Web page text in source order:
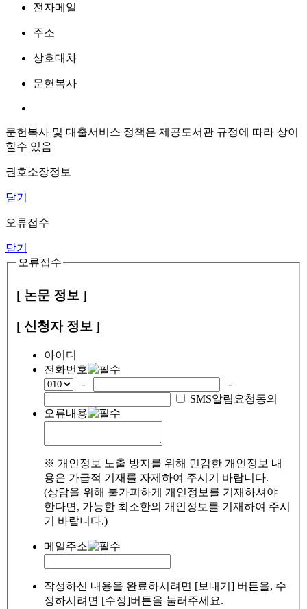
전자메일
주소
상호대차
문헌복사
문헌복사 및 대출서비스 정책은 제공도서관 규정에 따라 상이
할수 있음
권호소장정보
닫기
오류접수
닫기
오류접수
[ 논문 정보 ]
[ 신청자 정보 ]
아이디
전화번호
-
-
SMS알림요청동의
오류내용
※ 개인정보 노출 방지를 위해 민감한 개인정보 내
용은 가급적 기재를 자제하여 주시기 바랍니다.
(상담을 위해 불가피하게 개인정보를 기재하셔야
한다면, 가능한 최소한의 개인정보를 기재하여 주시
기 바랍니다.)
메일주소
작성하신 내용을 완료하시려면 [보내기] 버튼을, 수
정하시려면 [수정]버튼을 눌러주세요.